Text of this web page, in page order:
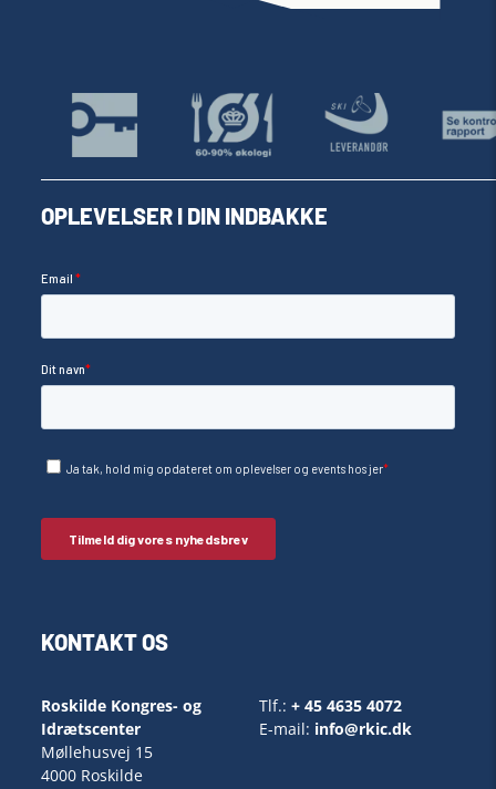
KONTAKT OS
Roskilde Kongres- og
Idrætscenter
Møllehusvej 15
4000 Roskilde
Tlf.: + 45 4635 4072
E-mail: info@rkic.dk
OPLEVELSER I DIN INDBAKKE